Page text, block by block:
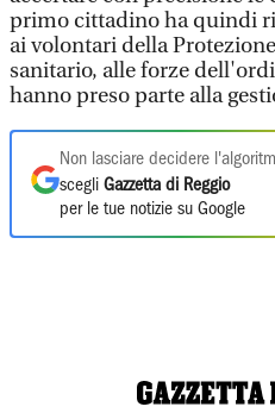
primo cittadino ha quindi
ai volontari della
sanitario, alle forze
hanno preso parte alla
Non lasciare decidere
scegli Gazzetta di Reggio
per le tue notizie su Google